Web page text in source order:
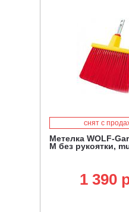
снят с
Метелка WOLF-
M без рукоятки,
1 390